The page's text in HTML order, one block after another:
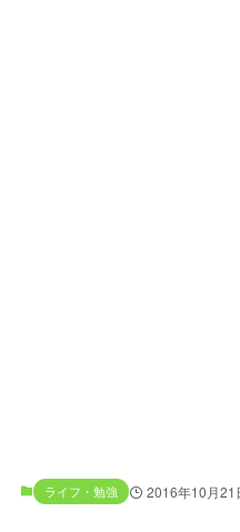
ライフ・勉強 2016年10月21